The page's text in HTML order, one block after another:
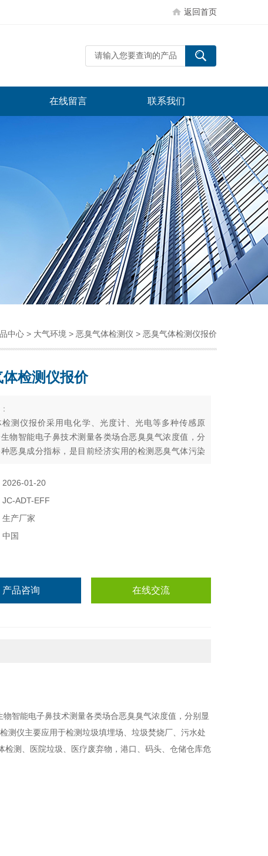
返回首页
在线留言 联系我们
中心 > 大气环境 > 恶臭气体检测仪 > 恶臭气体检测仪报价
检测仪报价
检测仪报价采用电化学、光度计、光电等多种传感原
物智能电子鼻技术测量各类场合恶臭臭气浓度值，分
恶臭成分指标，是目前经济实用的检测恶臭气体污染
2026-01-20
JC-ADT-EFF
生产厂家
中国
产品咨询 在线交流
智能电子鼻技术测量各类场合恶臭臭气浓度值，分别显
测仪主要应用于检测垃圾填埋场、垃圾焚烧厂、污水处
测、医院垃圾、医疗废弃物，港口、码头、仓储仓库危